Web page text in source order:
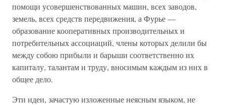
помощи усовершенствованных машин, всех заводов,
земель, всех средств передвижения, а Фурье —
образование кооперативных производительных и
потребительных ассоциаций, члены которых делили бы
между собою прибыли и барыши соответственно их
капиталу, талантам и труду, вносимым каждым из них в
общее дело.
Эти идеи, зачастую изложенные неясным языком, не